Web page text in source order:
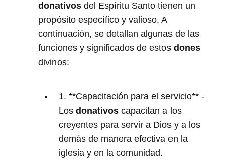
donativos del Espíritu Santo tienen un
propósito específico y valioso. A
continuación, se detallan algunas de las
funciones y significados de estos dones
divinos:
1. **Capacitación para el servicio** -
Los donativos capacitan a los
creyentes para servir a Dios y a los
demás de manera efectiva en la
iglesia y en la comunidad.